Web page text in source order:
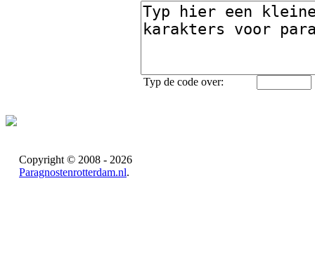
Typ de code over:
Copyright © 2008 - 2026
Paragnostenrotterdam.nl.